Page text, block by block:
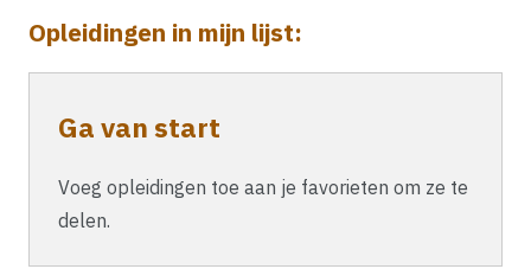
Opleidingen in mijn lijst:
Ga van start
Voeg opleidingen toe aan je favorieten om ze te
delen.